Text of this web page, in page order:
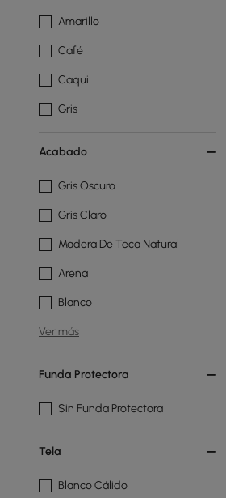
Amarillo
Café
Caqui
Gris
Acabado
Gris Oscuro
Gris Claro
Madera De Teca Natural
Arena
Blanco
Ver más
Funda Protectora
Sin Funda Protectora
Tela
Blanco Cálido